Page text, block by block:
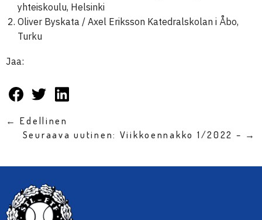
yhteiskoulu, Helsinki
Oliver Byskata / Axel Eriksson Katedralskolan i Åbo,
Turku
Jaa:
← Edellinen
Seuraava uutinen: Viikkoennakko 1/2022 – →